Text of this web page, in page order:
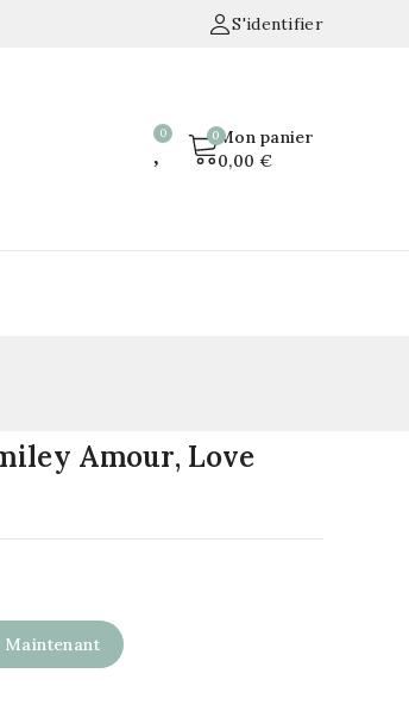
S'identifier
Mon panier
0,00 €
Amour, Love
Maintenant